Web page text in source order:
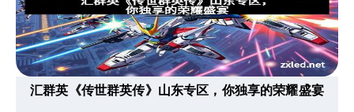
汇群英《传世群英传》山东专区，你独享的荣耀盛宴